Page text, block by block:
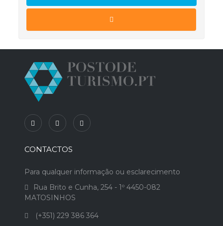
CONTACTOS
Para qualquer informação ou esclarecimento
Rua Brito e Cunha, 254 - 1º 4450-082
MATOSINHOS
(+351) 229 386 364